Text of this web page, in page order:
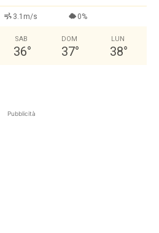
3.1m/s 0%
SAB
36°
DOM
37°
LUN
38°
Pubblicità